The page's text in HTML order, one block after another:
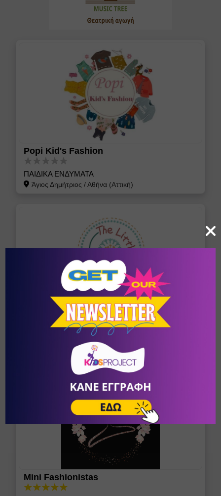
Popi Kid's Fashion
ΠΑΙΔΙΚΑ ΕΝΔΥΜΑΤΑ
Άγιος Δημήτριος /Αθήνα (Αττική)
THE LITTLE MOMO
Βρεφικά & Παιδικά είδη
Mini Fashionistas